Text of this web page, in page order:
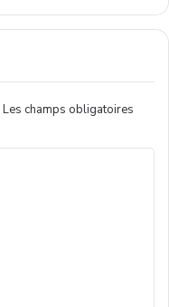
Les champs obligatoires